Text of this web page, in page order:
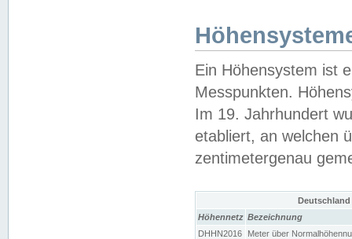
Ein Höhensystem ist
Messpunkten.
Im 19. Jahrhundert
etabliert, an welchen
zentimetergenau
Höhennetz Bezeichnung
DHHN2016
Meter über